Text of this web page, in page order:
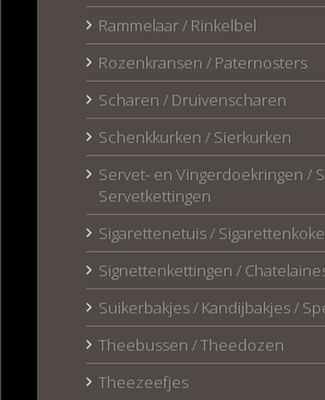
Rammelaar / Rinkelbel
Rozenkransen / Paternosters
Scharen / Druivenscharen
Schenkkurken / Sierkurken
Servet- en Vingerdoekringen /
Servetkettingen
Sigarettenetuis /
Signettenkettingen /
Suikerbakjes / Kandijbakjes /
Theebussen / Theedozen
Theezeefjes